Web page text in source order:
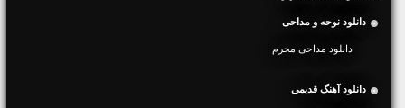
دانلود نوحه و مداحی
دانلود مداحی محرم
دانلود آهنگ قدیمی